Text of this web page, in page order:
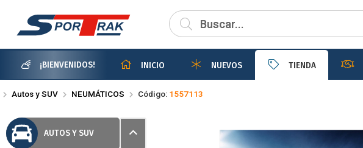
Compartir por email
¡BIENVENIDOS! INICIO NUEVOS TIENDA
Autos y SUV NEUMÁTICOS Código: 1557113
AUTOS Y SUV